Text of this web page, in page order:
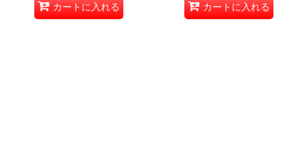
カートに入れる カートに入れる